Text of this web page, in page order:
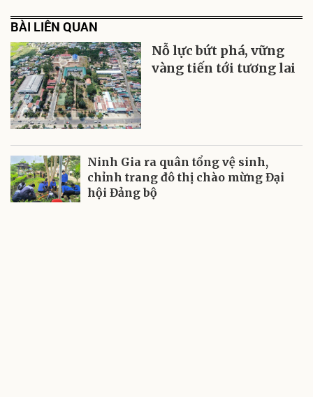
BÀI LIÊN QUAN
Nỗ lực bứt phá, vững
vàng tiến tới tương lai
Ninh Gia ra quân tổng vệ sinh,
chỉnh trang đô thị chào mừng Đại
hội Đảng bộ